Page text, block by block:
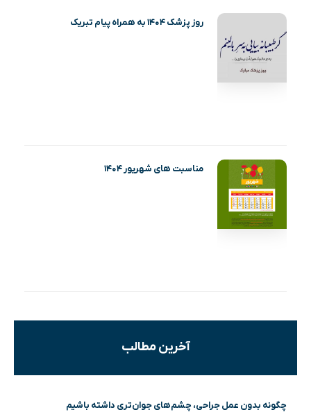
روز پزشک ۱۴۰۴ به همراه پیام تبریک
مناسبت های شهریور ۱۴۰۴
آخرین مطالب
چگونه بدون عمل جراحی، چشم‌های جوان‌تری داشته باشیم